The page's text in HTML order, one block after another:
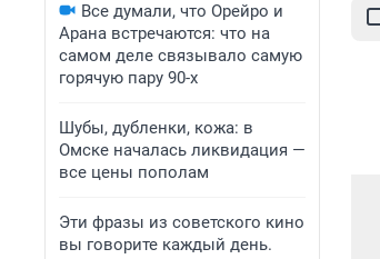
Все думали, что Орейро и
Арана встречаются: что на
самом деле связывало самую
горячую пару 90-х
Шубы, дубленки, кожа: в
Омске началась ликвидация —
все цены пополам
Эти фразы из советского кино
вы говорите каждый день.